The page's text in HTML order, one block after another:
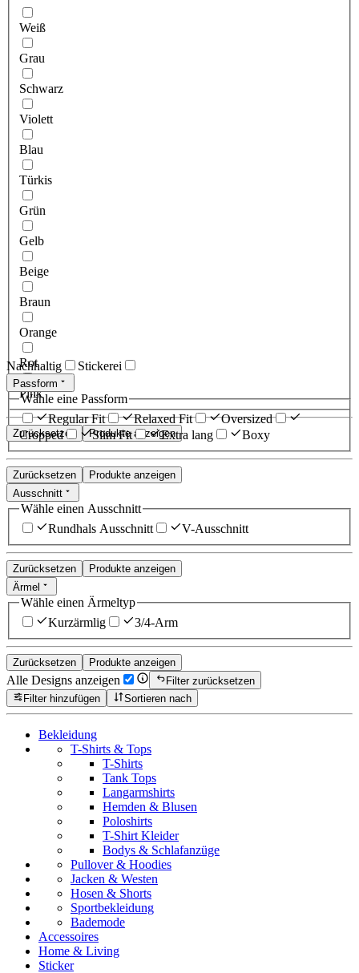
Weiß
Grau
Schwarz
Violett
Blau
Türkis
Grün
Gelb
Beige
Braun
Orange
Rot
Pink
Zurücksetzen Produkte anzeigen
Nachhaltig Stickerei
Passform
Wähle eine Passform
Regular Fit
Relaxed Fit
Oversized
Cropped
Slim Fit Extra lang Boxy
Zurücksetzen
Produkte anzeigen
Ausschnitt
Wähle einen Ausschnitt
Rundhals Ausschnitt
V-Ausschnitt
Zurücksetzen
Produkte anzeigen
Ärmel
Wähle einen Ärmeltyp
Kurzärmlig
3/4-Arm
Zurücksetzen Produkte anzeigen
Alle Designs anzeigen
Filter zurücksetzen
Filter hinzufügen
Sortieren nach
Bekleidung
T-Shirts & Tops
T-Shirts
Tank Tops
Langarmshirts
Hemden & Blusen
Poloshirts
T-Shirt Kleider
Bodys & Schlafanzüge
Pullover & Hoodies
Jacken & Westen
Hosen & Shorts
Sportbekleidung
Bademode
Accessoires
Home & Living
Sticker